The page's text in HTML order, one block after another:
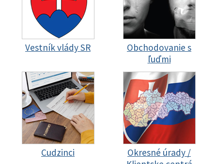
Vestník vlády SR
Obchodovanie s
ľuďmi
Cudzinci
Okresné úrady /